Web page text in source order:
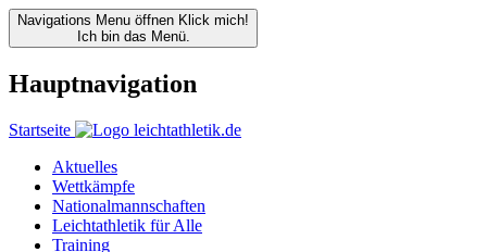
Navigations Menu öffnen Klick mich!
Ich bin das Menü.
Hauptnavigation
Startseite
Aktuelles
Wettkämpfe
Nationalmannschaften
Leichtathletik für Alle
Training